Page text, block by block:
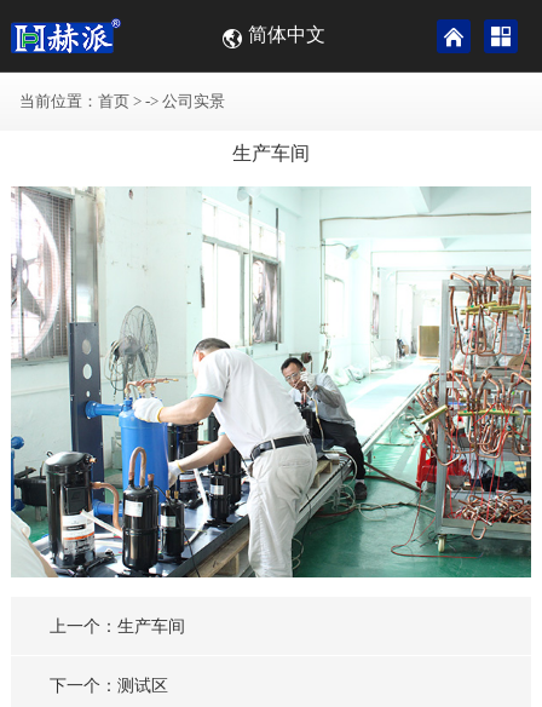
简体中文
当前位置： 首页 > -> 公司实景
生产车间
上一个：生产车间
下一个：测试区